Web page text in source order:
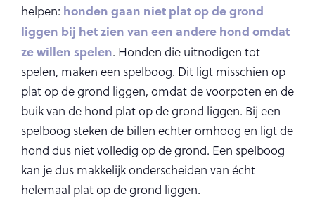
helpen: honden gaan niet plat op de grond
liggen bij het zien van een andere hond omdat
ze willen spelen. Honden die uitnodigen tot
spelen, maken een spelboog. Dit ligt misschien op
plat op de grond liggen, omdat de voorpoten en de
buik van de hond plat op de grond liggen. Bij een
spelboog steken de billen echter omhoog en ligt de
hond dus niet volledig op de grond. Een spelboog
kan je dus makkelijk onderscheiden van écht
helemaal plat op de grond liggen.